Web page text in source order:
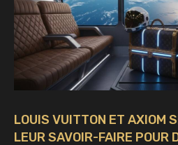
LOUIS VUITTON ET AXIOM
LEUR SAVOIR-FAIRE POUR